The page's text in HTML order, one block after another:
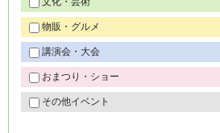
物販・グルメ
講演会・大会
おまつり・ショー
その他イベント